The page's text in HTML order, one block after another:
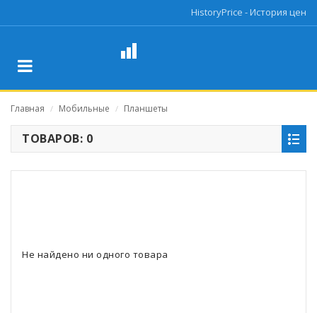
HistoryPrice - История цен
Главная / Мобильные / Планшеты
ТОВАРОВ: 0
Не найдено ни одного товара